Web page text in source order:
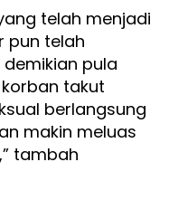
telah menjadi
pun telah
demikian pula
takut
berlangsung
makin meluas
tambah